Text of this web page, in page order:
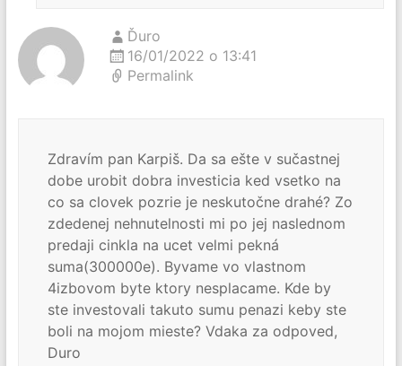
Ďuro
16/01/2022 o 13:41
Permalink
Zdravím pan Karpiš. Da sa ešte v sučastnej
dobe urobit dobra investicia ked vsetko na
co sa clovek pozrie je neskutočne drahé? Zo
zdedenej nehnutelnosti mi po jej naslednom
predaji cinkla na ucet velmi pekná
suma(300000e). Byvame vo vlastnom
4izbovom byte ktory nesplacame. Kde by
ste investovali takuto sumu penazi keby ste
boli na mojom mieste? Vdaka za odpoved,
Duro